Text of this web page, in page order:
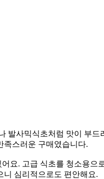
사믹식초처럼 맛이 부
족스러운 구매였습니다.
요. 고급 식초를 청소용
니 심리적으로도 편안해요.